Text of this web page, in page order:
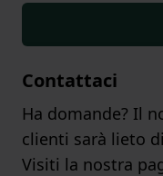
Contattaci
Ha domande? Il
clienti sarà lieto
Visiti la nostra